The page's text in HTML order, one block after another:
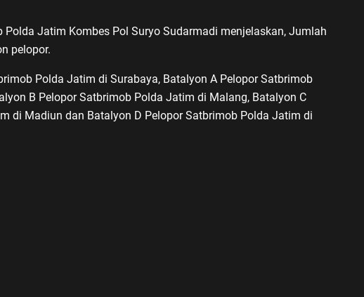
Polda Jatim Kombes Pol Suryo Sudarmadi menjelaskan, Jumlah
pelopor.
Polda Jatim di Surabaya, Batalyon A Pelopor Satbrimob
B Pelopor Satbrimob Polda Jatim di Malang, Batalyon C
di Madiun dan Batalyon D Pelopor Satbrimob Polda Jatim di